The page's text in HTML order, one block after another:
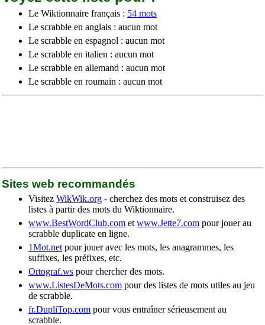
Le Wiktionnaire français : 54 mots
Le scrabble en anglais : aucun mot
Le scrabble en espagnol : aucun mot
Le scrabble en italien : aucun mot
Le scrabble en allemand : aucun mot
Le scrabble en roumain : aucun mot
Sites web recommandés
Visitez WikWik.org - cherchez des mots et construisez des
listes à partir des mots du Wiktionnaire.
www.BestWordClub.com et www.Jette7.com pour jouer au
scrabble duplicate en ligne.
1Mot.net pour jouer avec les mots, les anagrammes, les
suffixes, les préfixes, etc.
Ortograf.ws pour chercher des mots.
www.ListesDeMots.com pour des listes de mots utiles au jeu
de scrabble.
fr.DupliTop.com pour vous entraîner sérieusement au
scrabble.